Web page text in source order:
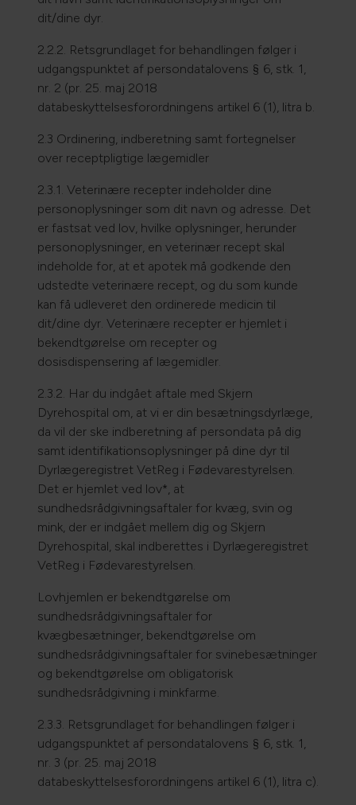
dit/dine dyr.
2.2.2. Retsgrundlaget for behandlingen følger i
udgangspunktet af persondatalovens § 6, stk. 1,
nr. 2 (pr. 25. maj 2018
databeskyttelsesforordningens artikel 6 (1), litra b.
2.3 Ordinering, indberetning samt fortegnelser
over receptpligtige lægemidler
2.3.1. Veterinære recepter indeholder dine
personoplysninger som dit navn og adresse. Det
er fastsat ved lov, hvilke oplysninger, herunder
personoplysninger, en veterinær recept skal
indeholde for, at et apotek må godkende den
udstedte veterinære recept, og du som kunde
kan få udleveret den ordinerede medicin til
dit/dine dyr. Veterinære recepter er hjemlet i
bekendtgørelse om recepter og
dosisdispensering af lægemidler.
2.3.2. Har du indgået aftale med Skjern
Dyrehospital om, at vi er din besætningsdyrlæge,
da vil der ske indberetning af persondata på dig
samt identifikationsoplysninger på dine dyr til
Dyrlægeregistret VetReg i Fødevarestyrelsen.
Det er hjemlet ved lov*, at
sundhedsrådgivningsaftaler for kvæg, svin og
mink, der er indgået mellem dig og Skjern
Dyrehospital, skal indberettes i Dyrlægeregistret
VetReg i Fødevarestyrelsen.
Lovhjemlen er bekendtgørelse om
sundhedsrådgivningsaftaler for
kvægbesætninger, bekendtgørelse om
sundhedsrådgivningsaftaler for svinebesætninger
og bekendtgørelse om obligatorisk
sundhedsrådgivning i minkfarme.
2.3.3. Retsgrundlaget for behandlingen følger i
udgangspunktet af persondatalovens § 6, stk. 1,
nr. 3 (pr. 25. maj 2018
databeskyttelsesforordningens artikel 6 (1), litra c).